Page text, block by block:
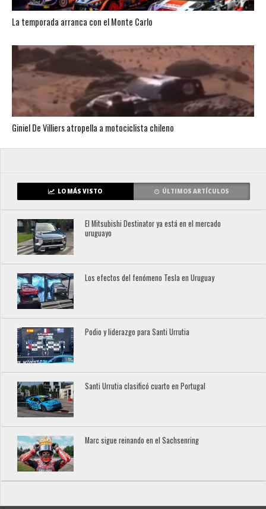
La temporada arranca con el Monte Carlo
Giniel De Villiers atropella a motociclista chileno
LO MÁS VISTO ÚLTIMOS ARTÍCULOS
El Mitsubishi Destinator ya está en el mercado
uruguayo
Los efectos del fenómeno Tesla en Uruguay
Podio y liderazgo para Santi Urrutia
Santi Urrutia clasificó cuarto en Portugal
Marc sigue reinando en el Sachsenring